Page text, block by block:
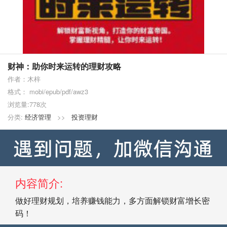
财神：助你时来运转的理财攻略
作者：木梓
格式： mobi/epub/pdf/awz3
浏览量:778次
分类: 经济管理 >> 投资理财
内容简介:
做好理财规划，培养赚钱能力，多方面解锁财富增长密
码！